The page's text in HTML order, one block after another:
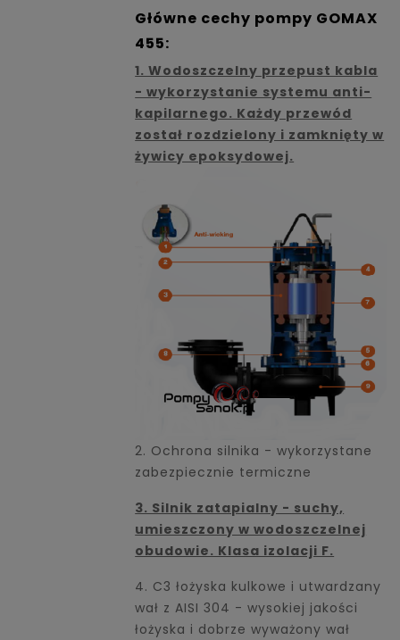
Główne cechy pompy GOMAX
455:
1. Wodoszczelny przepust kabla
- wykorzystanie systemu anti-
kapilarnego. Każdy przewód
został rozdzielony i zamknięty w
żywicy epoksydowej.
2. Ochrona silnika - wykorzystane
zabezpiecznie termiczne
3. Silnik zatapialny - suchy,
umieszczony w wodoszczelnej
obudowie. Klasa izolacji F.
4. C3 łożyska kulkowe i utwardzany
wał z AISI 304 - wysokiej jakości
łożyska i dobrze wyważony wał